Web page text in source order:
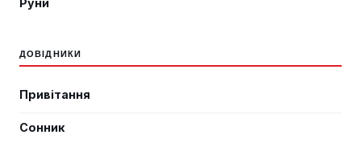
Руни
ДОВІДНИКИ
Привітання
Сонник